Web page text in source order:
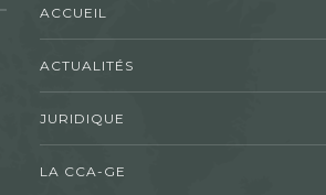
ACCUEIL
ACTUALITÉS
JURIDIQUE
LA CCA-GE